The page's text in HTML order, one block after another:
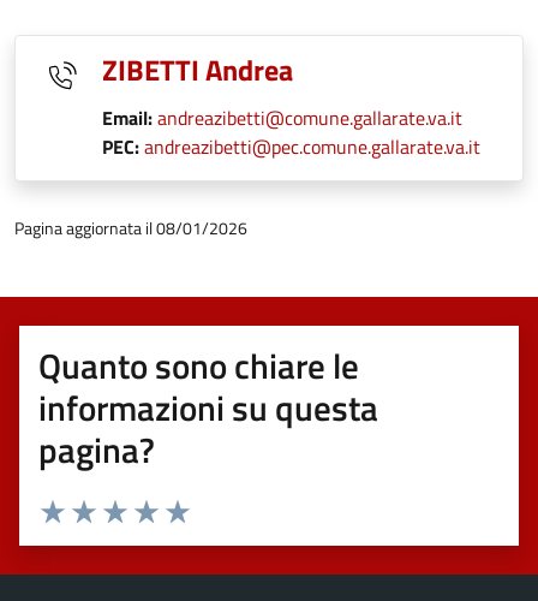
ZIBETTI Andrea
Email:andreazibetti@comune.gallarate.va.it
PEC:andreazibetti@pec.comune.gallarate.va.it
Pagina aggiornata il 08/01/2026
Quanto sono chiare le
informazioni su questa
pagina?
Valuta 5 stelle su 5
Valuta 4 stelle su 5
Valuta 3 stelle su 5
Valuta 2 stelle su 5
Valuta 1 stelle su 5